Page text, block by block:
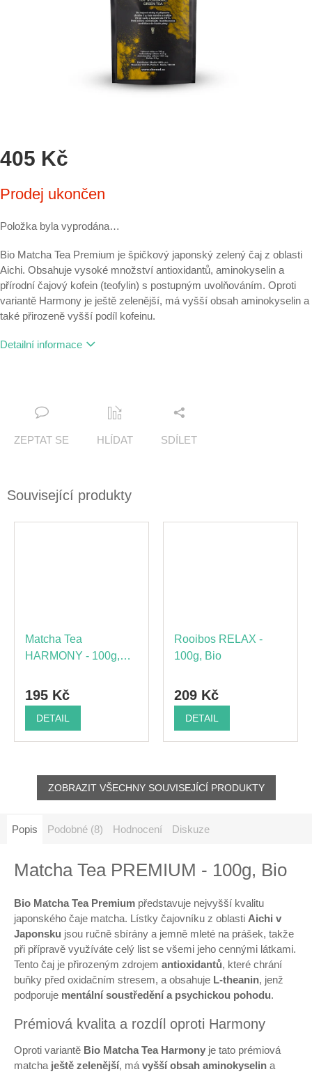
405 Kč
cena:
Prodej ukončen
Položka byla vyprodána…
Bio Matcha Tea Premium je špičkový japonský zelený čaj z oblasti
Aichi. Obsahuje vysoké množství antioxidantů, aminokyselin a
přírodní čajový kofein (teofylin) s postupným uvolňováním. Oproti
variantě Harmony je ještě zelenější, má vyšší obsah aminokyselin a
také přirozeně vyšší podíl kofeinu.
Detailní informace
ZEPTAT SE HLÍDAT SDÍLET
Související produkty
Matcha Tea
HARMONY - 100g,
195 Kč
DETAIL
Rooibos RELAX -
100g, Bio
209 Kč
DETAIL
ZOBRAZIT VŠECHNY SOUVISEJÍCÍ PRODUKTY
Popis Podobné (8) Hodnocení Diskuze
Matcha Tea PREMIUM - 100g, Bio
Bio Matcha Tea Premium představuje nejvyšší kvalitu
japonského čaje matcha. Lístky čajovníku z oblasti Aichi v
Japonsku jsou ručně sbírány a jemně mleté na prášek, takže
při přípravě využíváte celý list se všemi jeho cennými látkami.
Tento čaj je přirozeným zdrojem antioxidantů, které chrání
buňky před oxidačním stresem, a obsahuje L-theanin, jenž
podporuje mentální soustředění a psychickou pohodu.
Prémiová kvalita a rozdíl oproti Harmony
Oproti variantě Bio Matcha Tea Harmony je tato prémiová
matcha ještě zelenější, má vyšší obsah aminokyselin a